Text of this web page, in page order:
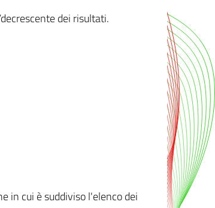
dei risultati.
in cui è suddiviso l'elenco dei